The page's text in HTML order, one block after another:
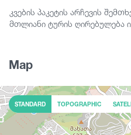
❌აუცილებელია სპორტული
კვების პაკეტის არჩევის
მთლიანი ტურის ღირებულება
✔️ მესხური ხინკალი
✔️ აპოხტი
✔️ მესხური არაყი
✔️ სალათები
✔️ ყველი
Map
STANDARD TOPOGRAPHIC